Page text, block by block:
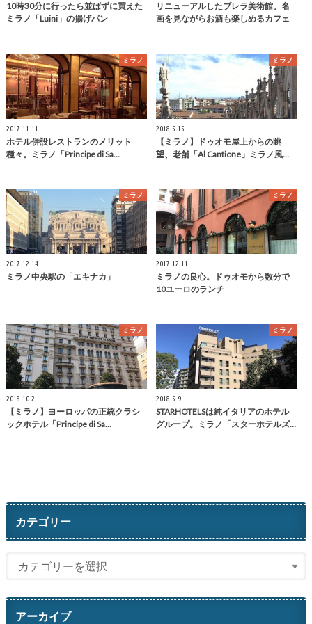
10時30分に行ったら並ばずに買えた
ミラノ「Luini」の揚げパン
リニューアルしたブレラ美術館。名
画を見ながらお酒も楽しめるカフェ
ミラノ
2017.11.11
ホテル併設レストランのメリット
種々。ミラノ「Principe di Sa…
ミラノ
2018.5.15
【ミラノ】ドゥオモ屋上からの眺
望、老舗「Al Cantione」ミラノ風…
ミラノ
2017.12.14
ミラノ中央駅の「エキナカ」
ミラノ
2017.12.11
ミラノの良心。ドゥオモから数分で
10ユーロのランチ
ミラノ
2018.10.2
【ミラノ】ヨーロッパの正統クラシ
ックホテル「Principe di Sa…
ミラノ
2018.5.9
STARHOTELSは純イタリアのホテル
グループ。ミラノ「スターホテルズ…
カテゴリー
アーカイブ